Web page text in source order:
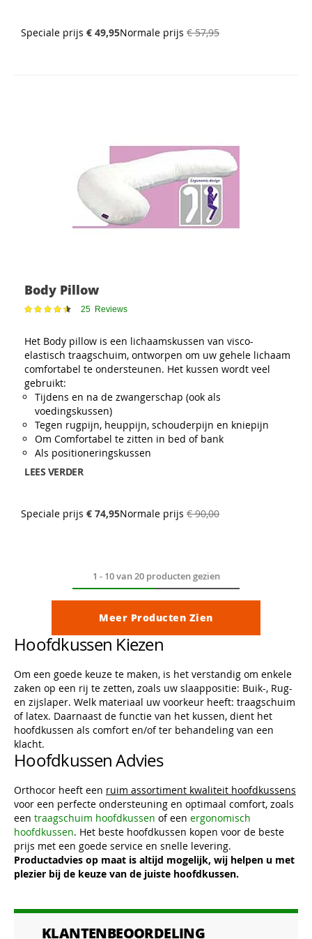
Speciale prijs € 49,95Normale prijs € 57,95
Body Pillow
Waardering:25 Reviews
Het Body pillow is een lichaamskussen van visco-
elastisch traagschuim, ontworpen om uw gehele lichaam
comfortabel te ondersteunen. Het kussen wordt veel
gebruikt:
Tijdens en na de zwangerschap (ook als
voedingskussen)
Tegen rugpijn, heuppijn, schouderpijn en kniepijn
Om Comfortabel te zitten in bed of bank
Als positioneringskussen
LEES VERDER
Speciale prijs € 74,95Normale prijs € 90,00
1 - 10van20producten gezien
Meer Producten Zien
Hoofdkussen Kiezen
Om een goede keuze te maken, is het verstandig om enkele
zaken op een rij te zetten, zoals uw slaappositie: Buik-, Rug-
en zijslaper. Welk materiaal uw voorkeur heeft: traagschuim
of latex. Daarnaast de functie van het kussen, dient het
hoofdkussen als comfort en/of ter behandeling van een
klacht.
Hoofdkussen Advies
Orthocor heeft een ruim assortiment kwaliteit hoofdkussens
voor een perfecte ondersteuning en optimaal comfort, zoals
een traagschuim hoofdkussen of een ergonomisch
hoofdkussen. Het beste hoofdkussen kopen voor de beste
prijs met een goede service en snelle levering.
Productadvies op maat is altijd mogelijk, wij helpen u met
plezier bij de keuze van de juiste hoofdkussen.
KLANTENBEOORDELING